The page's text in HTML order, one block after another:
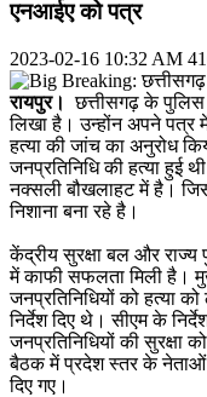
एनआईए को पत्र
2023-02-16 10:32 AM
रायपुर।छत्तीसगढ़ के
लिखा है। उन्होंन अपने पत्र
हत्या की जांच का अनुरोध
जनप्रतिनिधि की हत्या हुई
नक्सली बौखलाहट में है।
निशाना बना रहे है।
केंद्रीय सुरक्षा बल और
में काफी सफलता मिली है।
जनप्रतिनिधियों को हत्या
निर्देश दिए थे। सीएम के
जनप्रतिनिधियों की सुरक्षा
बैठक में प्रदेश स्तर के नेताओं
दिए गए।